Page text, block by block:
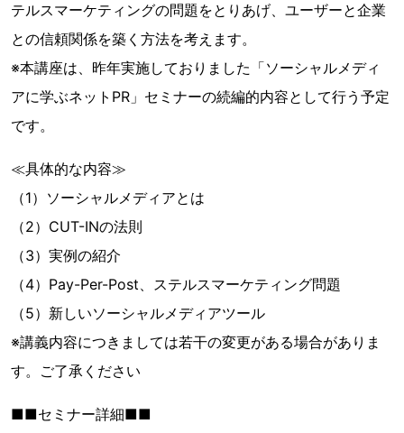
テルスマーケティングの問題をとりあげ、ユーザーと企業
との信頼関係を築く方法を考えます。
※本講座は、昨年実施しておりました「ソーシャルメディ
アに学ぶネットPR」セミナーの続編的内容として行う予定
です。
≪具体的な内容≫
（1）ソーシャルメディアとは
（2）CUT-INの法則
（3）実例の紹介
（4）Pay-Per-Post、ステルスマーケティング問題
（5）新しいソーシャルメディアツール
※講義内容につきましては若干の変更がある場合がありま
す。ご了承ください
■■セミナー詳細■■